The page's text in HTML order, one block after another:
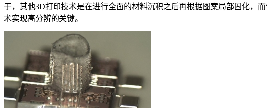
于，其他3D打印技术是在进行全面的材料沉积之后再根据图案局部固化，
术实现高分辨的关键。